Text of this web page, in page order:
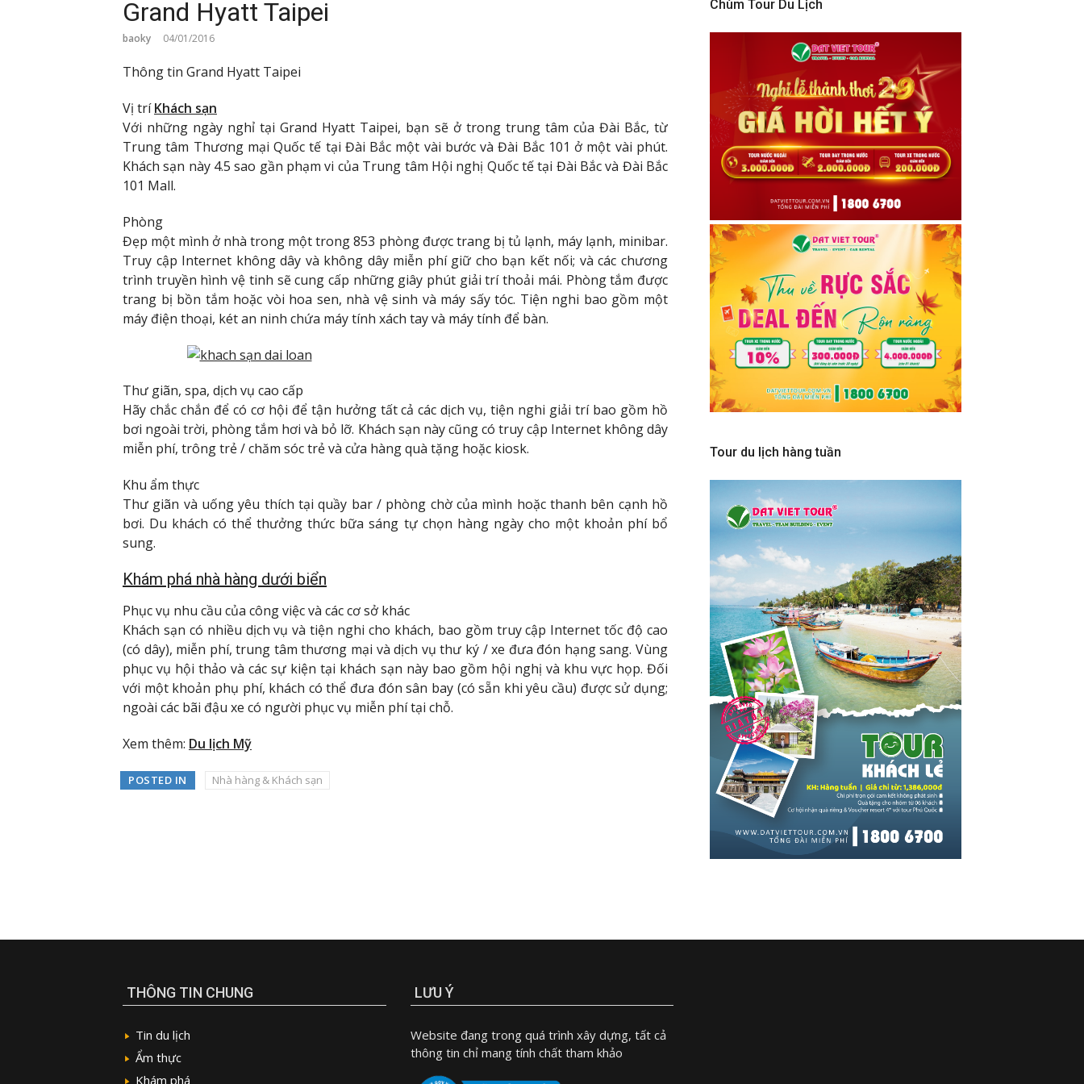
Grand Hyatt Taipei
baoky 04/01/2016
Thông tin Grand Hyatt Taipei
Vị tríKhách sạn
Với những ngày nghỉ tại Grand Hyatt Taipei, bạn sẽ ở trong trung tâm của Đài Bắc, từ
Trung tâm Thương mại Quốc tế tại Đài Bắc một vài bước và Đài Bắc 101 ở một vài phút.
Khách sạn này 4.5 sao gần phạm vi của Trung tâm Hội nghị Quốc tế tại Đài Bắc và Đài Bắc
101 Mall.
Phòng
Đẹp một mình ở nhà trong một trong 853 phòng được trang bị tủ lạnh, máy lạnh, minibar.
Truy cập Internet không dây và không dây miễn phí giữ cho bạn kết nối; và các chương
trình truyền hình vệ tinh sẽ cung cấp những giây phút giải trí thoải mái. Phòng tắm được
trang bị bồn tắm hoặc vòi hoa sen, nhà vệ sinh và máy sấy tóc. Tiện nghi bao gồm một
máy điện thoại, két an ninh chứa máy tính xách tay và máy tính để bàn.
Thư giãn, spa, dịch vụ cao cấp
Hãy chắc chắn để có cơ hội để tận hưởng tất cả các dịch vụ, tiện nghi giải trí bao gồm hồ
bơi ngoài trời, phòng tắm hơi và bỏ lỡ. Khách sạn này cũng có truy cập Internet không dây
miễn phí, trông trẻ / chăm sóc trẻ và cửa hàng quà tặng hoặc kiosk.
Khu ẩm thực
Thư giãn và uống yêu thích tại quầy bar / phòng chờ của mình hoặc thanh bên cạnh hồ
bơi. Du khách có thể thưởng thức bữa sáng tự chọn hàng ngày cho một khoản phí bổ
sung.
Khám phá nhà hàng dưới biển
Phục vụ nhu cầu của công việc và các cơ sở khác
Khách sạn có nhiều dịch vụ và tiện nghi cho khách, bao gồm truy cập Internet tốc độ cao
(có dây), miễn phí, trung tâm thương mại và dịch vụ thư ký / xe đưa đón hạng sang. Vùng
phục vụ hội thảo và các sự kiện tại khách sạn này bao gồm hội nghị và khu vực họp. Đối
với một khoản phụ phí, khách có thể đưa đón sân bay (có sẵn khi yêu cầu) được sử dụng;
ngoài các bãi đậu xe có người phục vụ miễn phí tại chỗ.
Xem thêm: Du lịch Mỹ
POSTED IN Nhà hàng & Khách sạn
Chùm Tour Du Lịch
Tour du lịch hàng tuần
THÔNG TIN CHUNG
Tin du lịch
Ẩm thực
Khám phá
LƯU Ý
Website đang trong quá trình xây dựng, tất cả
thông tin chỉ mang tính chất tham khảo